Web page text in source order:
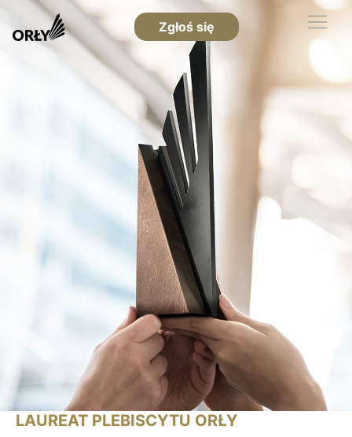
Zgłoś się
LAUREAT PLEBISCYTU ORŁY